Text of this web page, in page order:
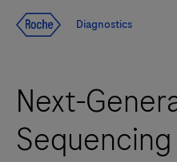
Diagnostics
Next-
Sequencing